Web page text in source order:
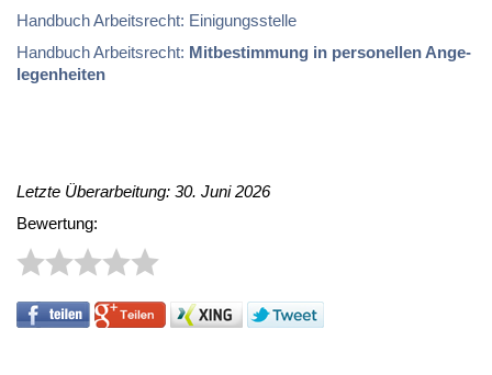
Hand­buch Ar­beits­recht: Ei­ni­gungs­stel­le
Hand­buch Ar­beits­recht: Mit­be­stim­mung in per­so­nel­len An­ge­
le­gen­hei­ten
Letzte Überarbeitung: 30. Juni 2026
Bewertung: